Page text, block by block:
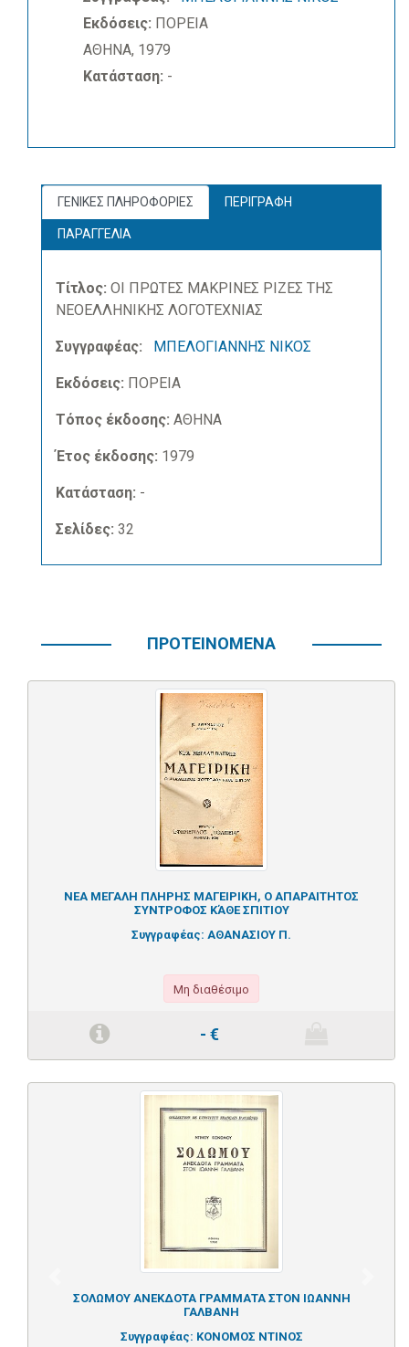
Εκδόσεις: ΠΟΡΕΙΑ
ΑΘΗΝΑ, 1979
Κατάσταση: -
ΓΕΝΙΚΕΣ ΠΛΗΡΟΦΟΡΙΕΣ ΠΕΡΙΓΡΑΦΗ
ΠΑΡΑΓΓΕΛΙΑ
Τίτλος: ΟΙ ΠΡΩΤΕΣ ΜΑΚΡΙΝΕΣ ΡΙΖΕΣ ΤΗΣ
ΝΕΟΕΛΛΗΝΙΚΗΣ ΛΟΓΟΤΕΧΝΙΑΣ
Συγγραφέας: ΜΠΕΛΟΓΙΑΝΝΗΣ ΝΙΚΟΣ
Εκδόσεις: ΠΟΡΕΙΑ
Τόπος έκδοσης: ΑΘΗΝΑ
Έτος έκδοσης: 1979
Κατάσταση: -
Σελίδες: 32
ΠΡΟΤΕΙΝΟΜΕΝΑ
ΝΕΑ ΜΕΓΑΛΗ ΠΛΗΡΗΣ ΜΑΓΕΙΡΙΚΗ, Ο ΑΠΑΡΑΙΤΗΤΟΣ
ΣΥΝΤΡΟΦΟΣ ΚΆΘΕ ΣΠΙΤΙΟΥ
Συγγραφέας: ΑΘΑΝΑΣΙΟΥ Π.
Μη διαθέσιμο
- €
ΣΟΛΩΜΟΥ ΑΝΕΚΔΟΤΑ ΓΡΑΜΜΑΤΑ ΣΤΟΝ ΙΩΑΝΝΗ
ΓΑΛΒΑΝΗ
Συγγραφέας: ΚΟΝΟΜΟΣ ΝΤΙΝΟΣ